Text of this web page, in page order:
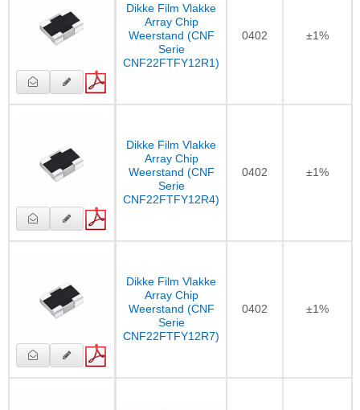
Dikke Film Vlakke
Array Chip
Weerstand (CNF
Serie
CNF22FTFY12R1)
0402 ±1%
Dikke Film Vlakke
Array Chip
Weerstand (CNF
Serie
CNF22FTFY12R4)
0402 ±1%
Dikke Film Vlakke
Array Chip
Weerstand (CNF
Serie
CNF22FTFY12R7)
0402 ±1%